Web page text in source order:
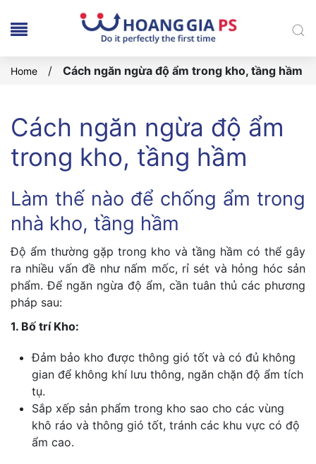
Home / Cách ngăn ngừa độ ẩm trong kho, tầng hầm
Cách ngăn ngừa độ ẩm
trong kho, tầng hầm
Làm thế nào để chống ẩm trong
nhà kho, tầng hầm
Độ ẩm thường gặp trong kho và tầng hầm có thể gây
ra nhiều vấn đề như nấm mốc, rỉ sét và hỏng hóc sản
phẩm. Để ngăn ngừa độ ẩm, cần tuân thủ các phương
pháp sau:
1. Bố trí Kho:
Đảm bảo kho được thông gió tốt và có đủ không
gian để không khí lưu thông, ngăn chặn độ ẩm tích
tụ.
Sắp xếp sản phẩm trong kho sao cho các vùng
khô ráo và thông gió tốt, tránh các khu vực có độ
ẩm cao.